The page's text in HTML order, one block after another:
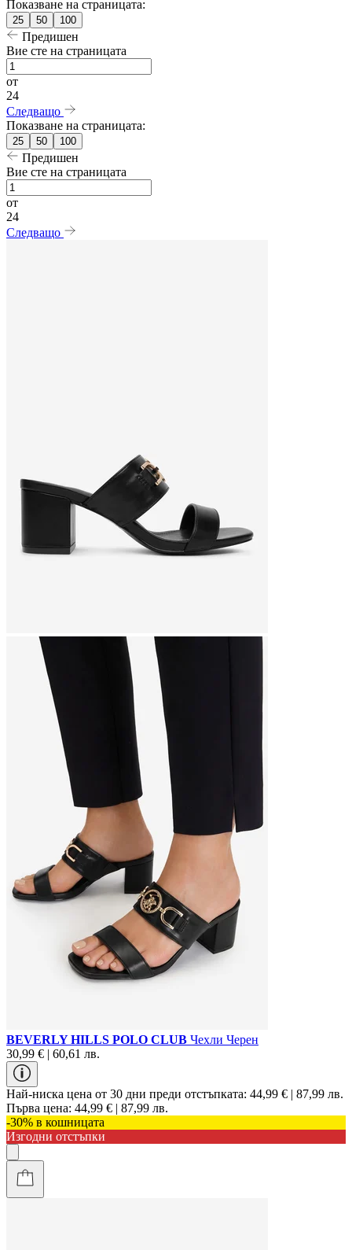
Показване на страницата:
25 50 100
Предишен
Вие сте на страницата
от
24
Следващо
Показване на страницата:
25 50 100
Предишен
Вие сте на страницата
от
24
Следващо
BEVERLY HILLS POLO CLUB Чехли Черен
30,99 € | 60,61 лв.
Най-ниска цена от 30 дни преди отстъпката: 44,99 € | 87,99 лв.
Първа цена: 44,99 € | 87,99 лв.
-30% в кошницата
Изгодни отстъпки